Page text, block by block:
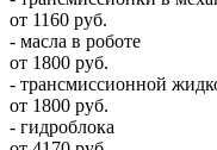
от 1160 руб.
- масла в роботе
от 1800 руб.
- трансмиссионной
от 1800 руб.
- гидроблока